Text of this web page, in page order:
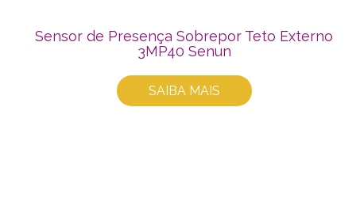
Sensor de Presença Sobrepor Teto Externo
3MP40 Senun
SAIBA MAIS